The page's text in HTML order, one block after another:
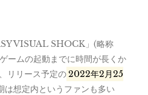
VISUAL SHOCK」(略称
ームの起動までに時間が長くか
リリース予定の2022年2月25
想定内というファンも多い